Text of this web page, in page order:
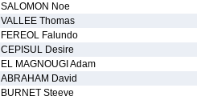
SALOMON Noe
VALLEE Thomas
FEREOL Falundo
CEPISUL Desire
EL MAGNOUGI Adam
ABRAHAM David
BURNET Steeve